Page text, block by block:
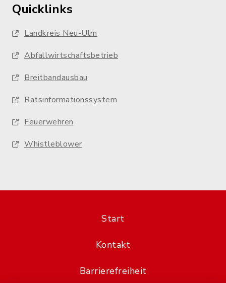
Quicklinks
Landkreis Neu-Ulm
Abfallwirtschaftsbetrieb
Breitbandausbau
Ratsinformationssystem
Feuerwehren
Whistleblower
Start
Kontakt
Barrierefreiheit